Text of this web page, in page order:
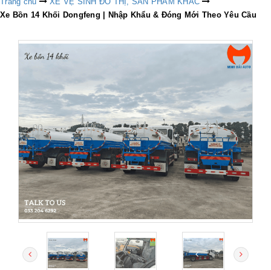
Xe Bồn 14 Khối Dongfeng | Nhập Khẩu & Đóng Mới Theo Yêu Cầu